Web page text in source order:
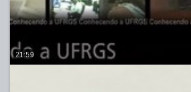
21:59